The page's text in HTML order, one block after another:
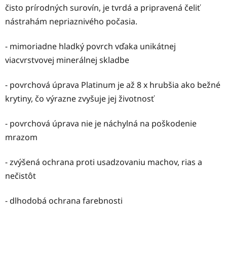
čisto prírodných surovín, je tvrdá a pripravená čeliť
nástrahám nepriaznivého počasia.
- mimoriadne hladký povrch vďaka unikátnej
viacvrstvovej minerálnej skladbe
- povrchová úprava Platinum je až 8 x hrubšia ako bežné
krytiny, čo výrazne zvyšuje jej životnosť
- povrchová úprava nie je náchylná na poškodenie
mrazom
- zvýšená ochrana proti usadzovaniu machov, rias a
nečistôt
- dlhodobá ochrana farebnosti